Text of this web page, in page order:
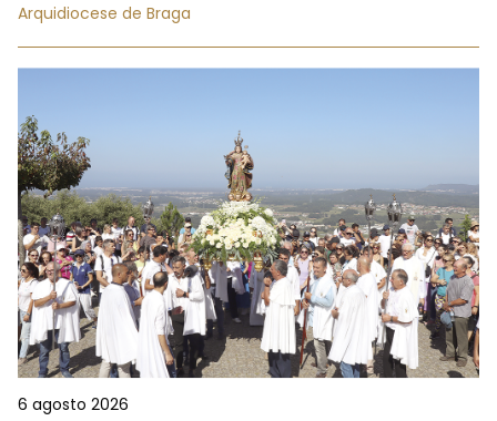
Arquidiocese de Braga
6 agosto 2026